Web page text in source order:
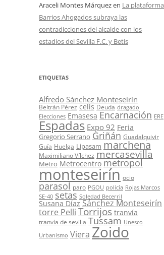
Araceli Montes Márquezen La plataforma
Barrios Ahogados subraya las
contradicciones del alcalde con los
estadios del Sevilla F.C. y Betis
ETIQUETAS
Alfredo Sánchez Monteseirín
Beltrán Pérez celis Deuda dragado
Elecciones Emasesa Encarnación ERE
Espadas Expo 92 Feria
Gregorio Serrano Griñán Guadalquivir
Guía Huelga Lipasam marchena
Maximiliano Vílchez mercasevilla
Metro Metrocentro metropol
monteseirín ocio
parasol paro PGOU policía Rojas Marcos
SE-40 setas Soledad Becerril
Susana Díaz Sánchez Monteseirín
torre Pelli Torrijos tranvía
tranvía de sevilla Tussam Unesco
Urbanismo Viera Zoido